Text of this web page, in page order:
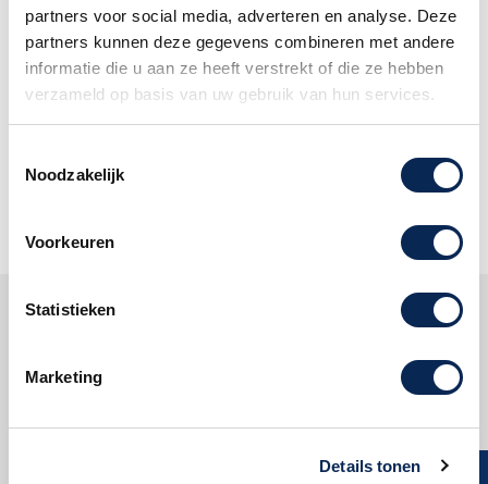
partners voor social media, adverteren en analyse. Deze
partners kunnen deze gegevens combineren met andere
informatie die u aan ze heeft verstrekt of die ze hebben
verzameld op basis van uw gebruik van hun services.
Noodzakelijk
Voorkeuren
Statistieken
Marketing
Details tonen
Volg ons:
Mis geen enkele aanbieding en